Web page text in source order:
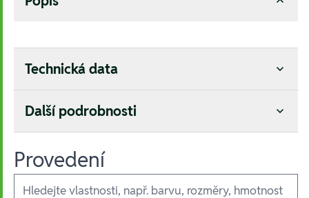
Technická data
Další podrobnosti
Provedení
Ausführungen